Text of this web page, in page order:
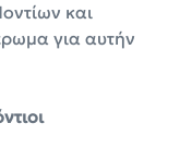
και
για αυτήν